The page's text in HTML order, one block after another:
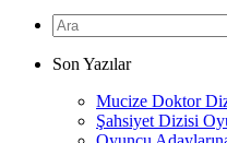
Son Yazılar
Mucize Doktor
Şahsiyet Dizisi